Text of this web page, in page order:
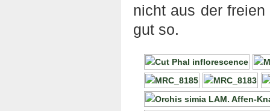
nicht aus der
gut so.